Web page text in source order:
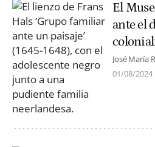
El
ante el
José María
01/08/2024